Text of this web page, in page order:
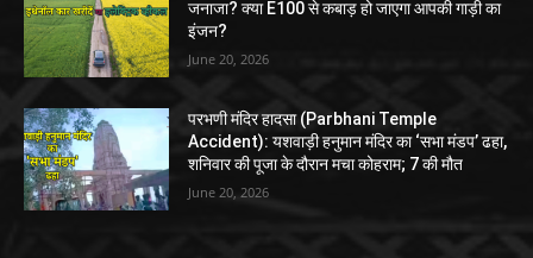
जनाजा? क्या E100 से कबाड़ हो जाएगा आपकी गाड़ी का
इंजन?
June 20, 2026
परभणी मंदिर हादसा (Parbhani Temple
Accident): यशवाड़ी हनुमान मंदिर का ‘सभा मंडप’ ढहा,
शनिवार की पूजा के दौरान मचा कोहराम; 7 की मौत
June 20, 2026